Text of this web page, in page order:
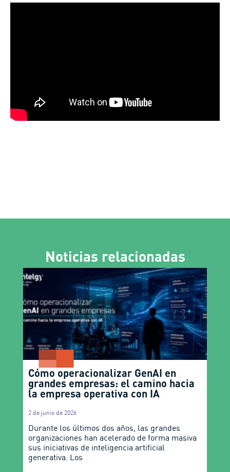
Noticias relacionadas
Cómo operacionalizar GenAI en
grandes empresas: el camino hacia
la empresa operativa con IA
2 de junio de 2026
Durante los últimos dos años, las grandes
organizaciones han acelerado de forma masiva
sus iniciativas de inteligencia artificial
generativa. Los